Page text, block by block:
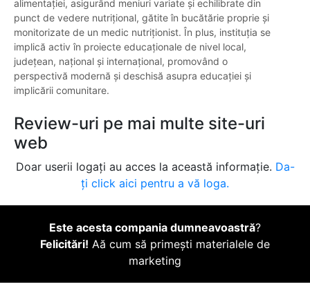
alimentației, asigurând meniuri variate și echilibrate din
punct de vedere nutrițional, gătite în bucătărie proprie și
monitorizate de un medic nutriționist. În plus, instituția se
implică activ în proiecte educaționale de nivel local,
județean, național și internațional, promovând o
perspectivă modernă și deschisă asupra educației și
implicării comunitare.
Review-uri pe mai multe site-uri
web
Doar userii logați au acces la această informație. Da-
ți click aici pentru a vă loga.
Este acesta compania dumneavoastră?
Felicitări! Aă cum să primești materialele de
marketing